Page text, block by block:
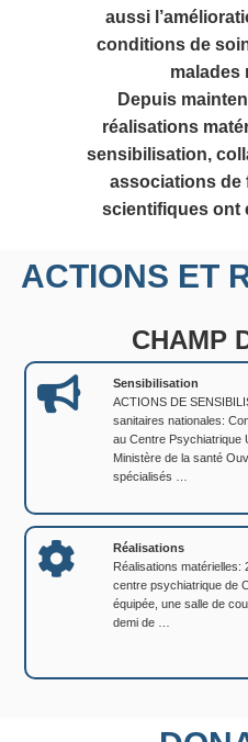
aussi
conditions de
malades
Depuis
réalisations
sensibilisation,
associations de
scientifiques ont
ACTIONS ET
CHAMP
Sensibilisation
ACTIONS DE
sanitaires nationales:
au Centre Psychiatrique
Ministère de la santé
spécialisés …
Réalisations
Réalisations
centre psychiatrique de
équipée, une salle de
demi de …